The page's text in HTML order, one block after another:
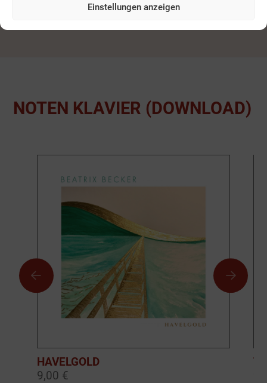
Einstellungen anzeigen
(DOWNLOAD)
NOTEN KLAVIER (DOWNLOAD)
HAVELGOLD
9,00 €